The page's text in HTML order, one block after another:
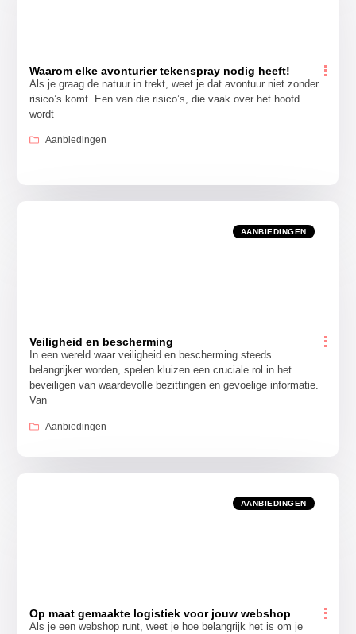
Waarom elke avonturier tekenspray nodig heeft!
Als je graag de natuur in trekt, weet je dat avontuur niet zonder
risico’s komt. Een van die risico’s, die vaak over het hoofd
wordt
Aanbiedingen
AANBIEDINGEN
Veiligheid en bescherming
In een wereld waar veiligheid en bescherming steeds
belangrijker worden, spelen kluizen een cruciale rol in het
beveiligen van waardevolle bezittingen en gevoelige informatie.
Van
Aanbiedingen
AANBIEDINGEN
Op maat gemaakte logistiek voor jouw webshop
Als je een webshop runt, weet je hoe belangrijk het is om je